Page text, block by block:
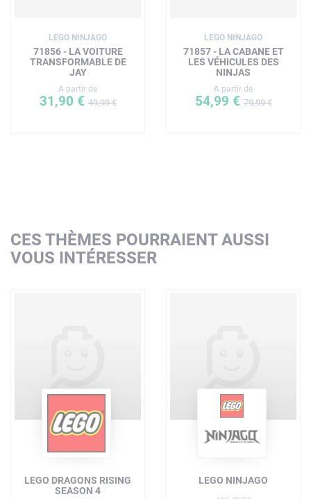
LEGO NINJAGO
71856 - LA VOITURE
TRANSFORMABLE DE
JAY
A partir de
31,90 €49,99 €
LEGO NINJAGO
71857 - LA CABANE ET
LES VÉHICULES DES
NINJAS
A partir de
54,99 €79,99 €
CES THÈMES POURRAIENT AUSSI
VOUS INTÉRESSER
LEGO DRAGONS RISING
SEASON 4
LEGO NINJAGO